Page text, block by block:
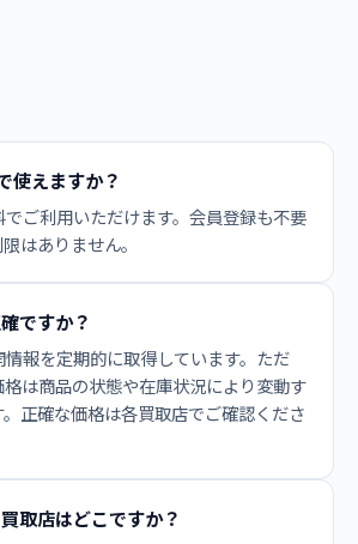
使えますか？
でご利用いただけます。会員登録も不要
はありません。
ですか？
情報を定期的に取得しています。ただ
格は商品の状態や在庫状況により変動す
正確な価格は各買取店でご確認くださ
取店はどこですか？